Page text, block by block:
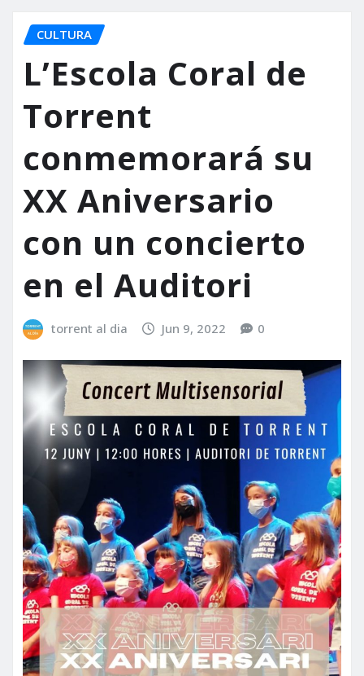
CULTURA
L’Escola Coral de
Torrent
conmemorará su
XX Aniversario
con un concierto
en el Auditori
torrent al dia Jun 9, 2022 0